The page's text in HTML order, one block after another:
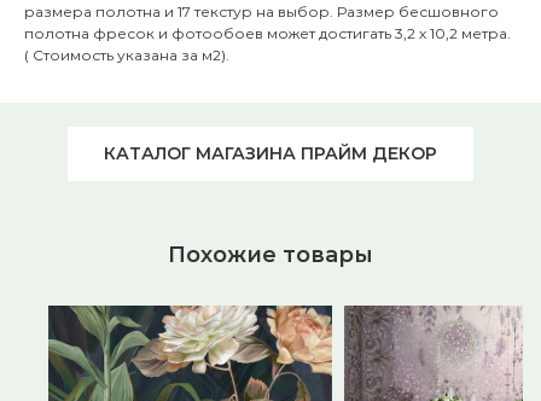
размера полотна и 17 текстур на выбор. Размер бесшовного
полотна фресок и фотообоев может достигать 3,2 х 10,2 метра.
( Стоимость указана за м2).
КАТАЛОГ МАГАЗИНА ПРАЙМ ДЕКОР
Похожие товары